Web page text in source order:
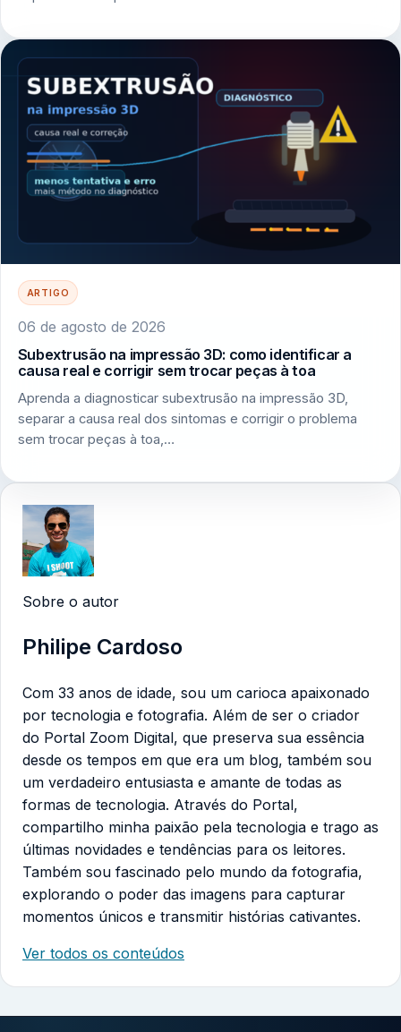
ARTIGO
06 de agosto de 2026
Subextrusão na impressão 3D: como identificar a
causa real e corrigir sem trocar peças à toa
Aprenda a diagnosticar subextrusão na impressão 3D,
separar a causa real dos sintomas e corrigir o problema
sem trocar peças à toa,…
Sobre o autor
Philipe Cardoso
Com 33 anos de idade, sou um carioca apaixonado
por tecnologia e fotografia. Além de ser o criador
do Portal Zoom Digital, que preserva sua essência
desde os tempos em que era um blog, também sou
um verdadeiro entusiasta e amante de todas as
formas de tecnologia. Através do Portal,
compartilho minha paixão pela tecnologia e trago as
últimas novidades e tendências para os leitores.
Também sou fascinado pelo mundo da fotografia,
explorando o poder das imagens para capturar
momentos únicos e transmitir histórias cativantes.
Ver todos os conteúdos